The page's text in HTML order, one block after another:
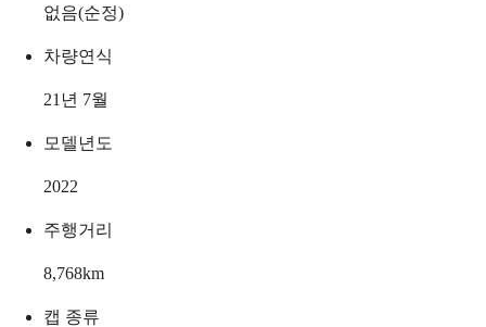
없음(순정)
차량연식
21년 7월
모델년도
2022
주행거리
8,768km
캡 종류